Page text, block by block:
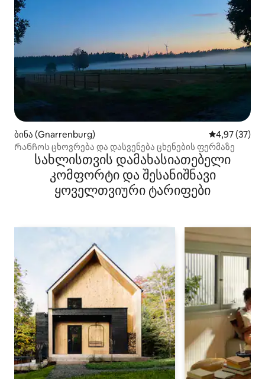
ბინა (Gnarrenburg) საშუალო
4,97 (37)
Რანჩოს ცხოვრება და დასვენება ცხენების ფერმაზე
სახლისთვის დამახასიათებელი
კომფორტი და შესანიშნავი
ყოველთვიური ტარიფები